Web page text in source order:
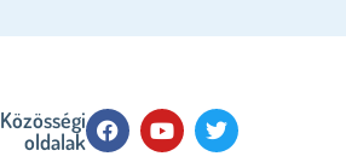
Közösségi
oldalak